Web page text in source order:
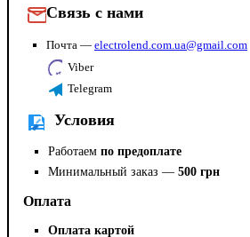
Связь с нами
Почта — electrolend.com.ua@gmail.com
Viber
Telegram
Условия
Работаем по предоплате
Минимальный заказ — 500 грн
Оплата
Оплата картой